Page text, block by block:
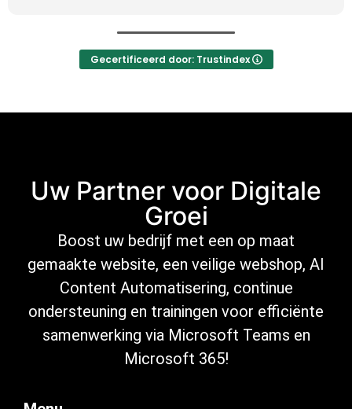
Gecertificeerd door: Trustindex
Uw Partner voor Digitale
Groei
Boost uw bedrijf met een op maat
gemaakte website, een veilige webshop, AI
Content Automatisering, continue
ondersteuning en trainingen voor efficiënte
samenwerking via Microsoft Teams en
Microsoft 365!